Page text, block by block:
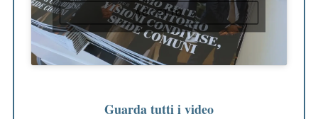
ACCETTO
Guarda tutti i video